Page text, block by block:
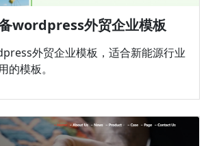
wordpress外贸企业模板
外贸企业模板，适合新能源行业
的模板。